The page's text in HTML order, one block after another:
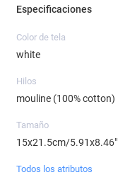
Especificaciones
Color de tela
white
Hilos
mouline (100% cotton)
Tamaño
15x21.5cm/5.91x8.46"
Todos los atributos